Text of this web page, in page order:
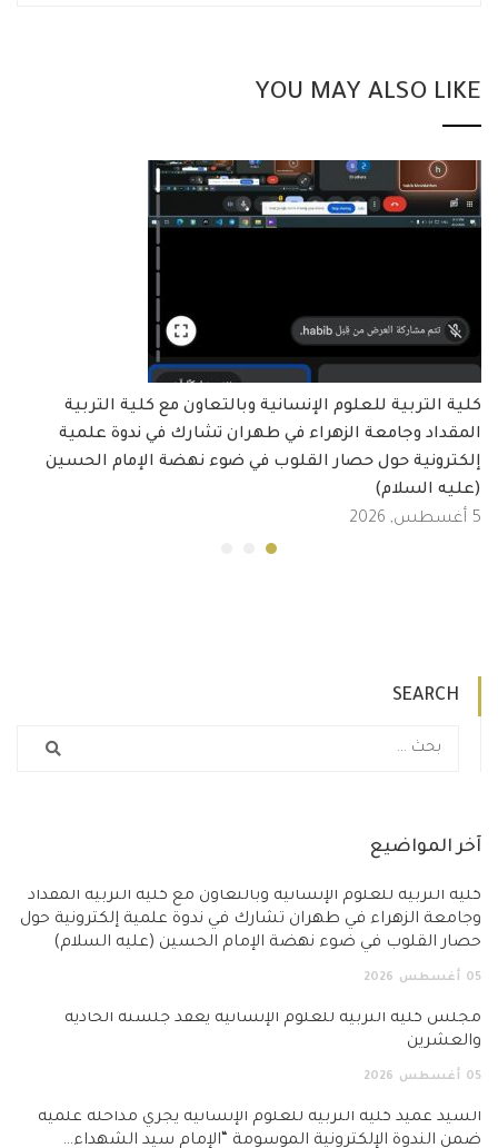
YOU MAY ALSO LIKE
كلية التربية للعلوم الإنسانية وبالتعاون مع كلية التربية
المقداد وجامعة الزهراء في طهران تشارك في ندوة علمية
إلكترونية حول حصار القلوب في ضوء نهضة الإمام الحسين
(عليه السلام)
5 أغسطس, 2026
SEARCH
آخر المواضيع
كلية التربية للعلوم الإنسانية وبالتعاون مع كلية التربية المقداد
وجامعة الزهراء في طهران تشارك في ندوة علمية إلكترونية حول
حصار القلوب في ضوء نهضة الإمام الحسين (عليه السلام)
05 أغسطس 2026
مجلس كلية التربية للعلوم الإنسانية يعقد جلسته الحادية
والعشرين
05 أغسطس 2026
السيد عميد كلية التربية للعلوم الإنسانية يجري مداخلة علمية
ضمن الندوة الإلكترونية الموسومة “الإمام سيد الشهداء…